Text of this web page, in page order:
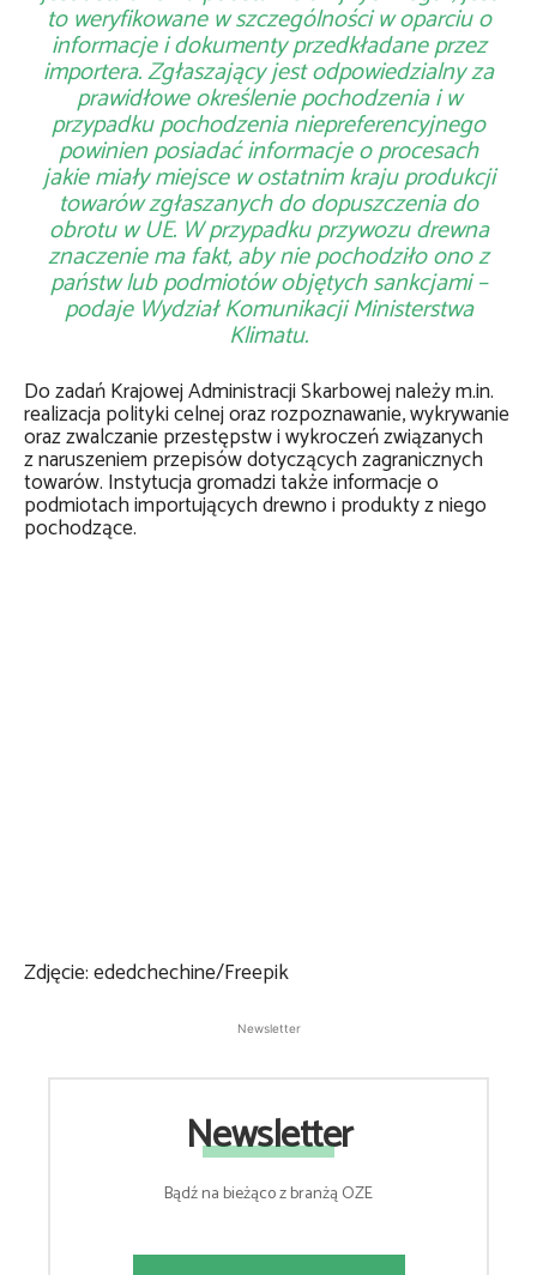
to weryfikowane w szczególności w oparciu o
informacje i dokumenty przedkładane przez
importera. Zgłaszający jest odpowiedzialny za
prawidłowe określenie pochodzenia i w
przypadku pochodzenia niepreferencyjnego
powinien posiadać informacje o procesach
jakie miały miejsce w ostatnim kraju produkcji
towarów zgłaszanych do dopuszczenia do
obrotu w UE. W przypadku przywozu drewna
znaczenie ma fakt, aby nie pochodziło ono z
państw lub podmiotów objętych sankcjami–
podaje Wydział Komunikacji Ministerstwa
Klimatu.
Do zadań Krajowej Administracji Skarbowej należy m.in.
realizacja polityki celnej oraz rozpoznawanie, wykrywanie
oraz zwalczanie przestępstw i wykroczeń związanych
z naruszeniem przepisów dotyczących zagranicznych
towarów. Instytucja gromadzi także informacje o
podmiotach importujących drewno i produkty z niego
pochodzące.
Zdjęcie: ededchechine/Freepik
Newsletter
Newsletter
Bądź na bieżąco z branżą OZE